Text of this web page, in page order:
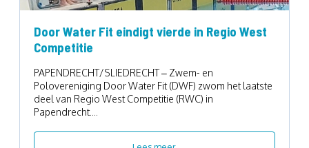
Door Water Fit eindigt vierde in Regio West
Competitie
PAPENDRECHT/SLIEDRECHT – Zwem- en
Polovereniging Door Water Fit (DWF) zwom het laatste
deel van Regio West Competitie (RWC) in
Papendrecht....